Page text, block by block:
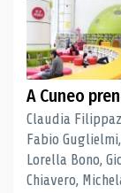
A Cuneo
Claudia
Fabio
Lorella Bono,
Chiavero,